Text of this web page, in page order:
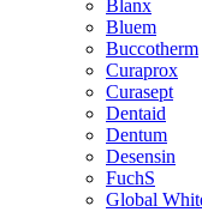
Blanx
Bluem
Buccotherm
Curaprox
Curasept
Dentaid
Dentum
Desensin
FuchS
Global